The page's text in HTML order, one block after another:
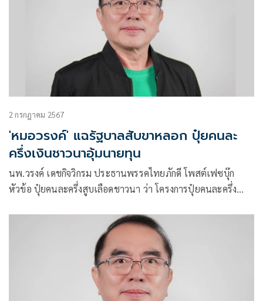
2 กรกฎาคม 2567
'หมอวรงค์' แฉรัฐบาลสับขาหลอก ปุ๋ยคนละ
ครึ่งเงินชาวนาอุ้มนายทุน
นพ.วรงค์ เดชกิจวิกรม ประธานพรรคไทยภักดี โพสต์เฟซบุ๊ก
หัวข้อ ปุ๋ยคนละครึ่งสูบเลือดชาวนา ว่า โครงการปุ๋ยคนละครึ่ง